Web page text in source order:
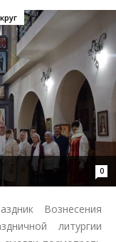
0
Вознесения
литургии